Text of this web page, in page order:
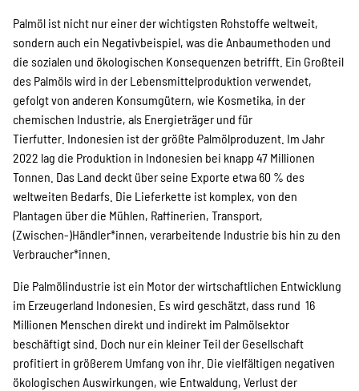
SPENDEN
Über uns
Transparenz
Kontakt
english
Indonesian
Palmöl ist nicht nur einer der wichtigsten Rohstoffe weltweit,
sondern auch ein Negativbeispiel, was die Anbaumethoden und
die sozialen und ökologischen Konsequenzen betrifft. Ein Großteil
des Palmöls wird in der Lebensmittelproduktion verwendet,
gefolgt von anderen Konsumgütern, wie Kosmetika, in der
chemischen Industrie, als Energieträger und für
Tierfutter. Indonesien ist der größte Palmölproduzent. Im Jahr
2022 lag die Produktion in Indonesien bei knapp 47 Millionen
Tonnen. Das Land deckt über seine Exporte etwa 60 % des
weltweiten Bedarfs. Die Lieferkette ist komplex, von den
Plantagen über die Mühlen, Raffinerien, Transport,
(Zwischen-)Händler*innen, verarbeitende Industrie bis hin zu den
Verbraucher*innen.
Die Palmölindustrie ist ein Motor der wirtschaftlichen Entwicklung
im Erzeugerland Indonesien. Es wird geschätzt, dass rund 16
Millionen Menschen direkt und indirekt im Palmölsektor
beschäftigt sind. Doch nur ein kleiner Teil der Gesellschaft
profitiert in größerem Umfang von ihr. Die vielfältigen negativen
ökologischen Auswirkungen, wie Entwaldung, Verlust der